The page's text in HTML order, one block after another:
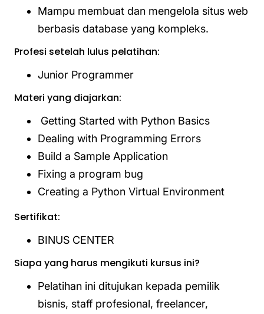
Mampu membuat dan mengelola situs web
berbasis database yang kompleks.
Profesi setelah lulus pelatihan:
Junior Programmer
Materi yang diajarkan:
Getting Started with Python Basics
Dealing with Programming Errors
Build a Sample Application
Fixing a program bug
Creating a Python Virtual Environment
Sertifikat:
BINUS CENTER
Siapa yang harus mengikuti kursus ini?
Pelatihan ini ditujukan kepada pemilik
bisnis, staff profesional, freelancer,